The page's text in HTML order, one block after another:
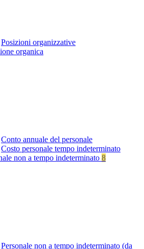
Posizioni organizzative
organica
Conto annuale del personale
Costo personale tempo indeterminato
non a tempo indeterminato 8
Personale non a tempo indeterminato (da